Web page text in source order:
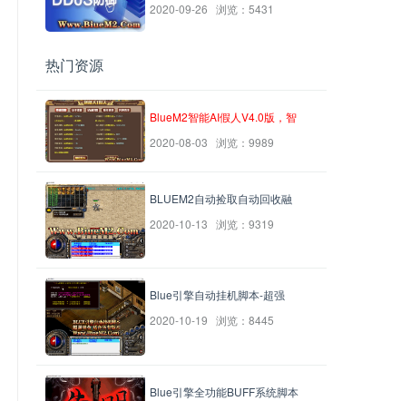
2020-09-26 浏览：5431
热门资源
BlueM2智能AI假人V4.0版，智
2020-08-03 浏览：9989
BLUEM2自动捡取自动回收融
2020-10-13 浏览：9319
Blue引擎自动挂机脚本-超强
2020-10-19 浏览：8445
Blue引擎全功能BUFF系统脚本